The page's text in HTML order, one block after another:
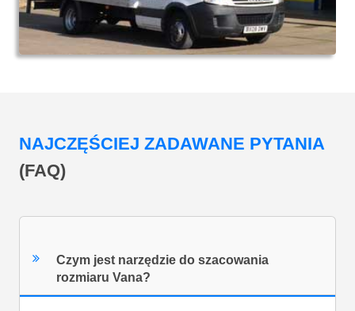
NAJCZĘŚCIEJ ZADAWANE PYTANIA
(FAQ)
Czym jest narzędzie do szacowania
rozmiaru Vana?